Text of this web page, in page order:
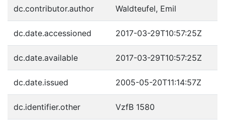
dc.contributor.author Waldteufel, Emil
dc.date.accessioned 2017-03-29T10:57:25Z
dc.date.available 2017-03-29T10:57:25Z
dc.date.issued 2005-05-20T11:14:57Z
dc.identifier.other VzfB 1580